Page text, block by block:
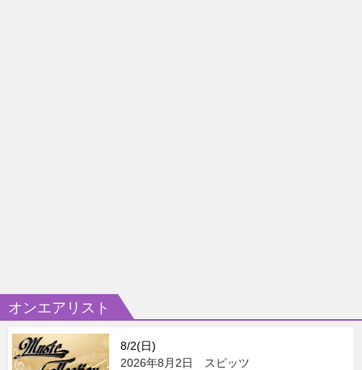
オンエアリスト
8/2(日)
2026年8月2日 スピッツ